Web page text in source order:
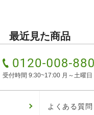
最近見た商品
受付時間 9:30~17:00 月～土曜日
よくある質問